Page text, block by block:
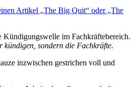
Artikel „The Big Quit“ oder „The
Kündigungswelle im Fachkräftebereich.
kündigen, sondern die Fachkräfte.
inzwischen gestrichen voll und